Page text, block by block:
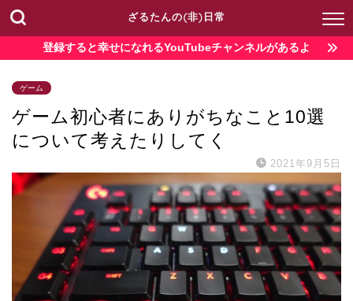
ざるたんの(非)日常
登録すると幸せになれるYouTubeチャンネルがあるよ
ゲーム
ゲーム初心者にありがちなこと10選
について考えたりしてく
2021年9月5日